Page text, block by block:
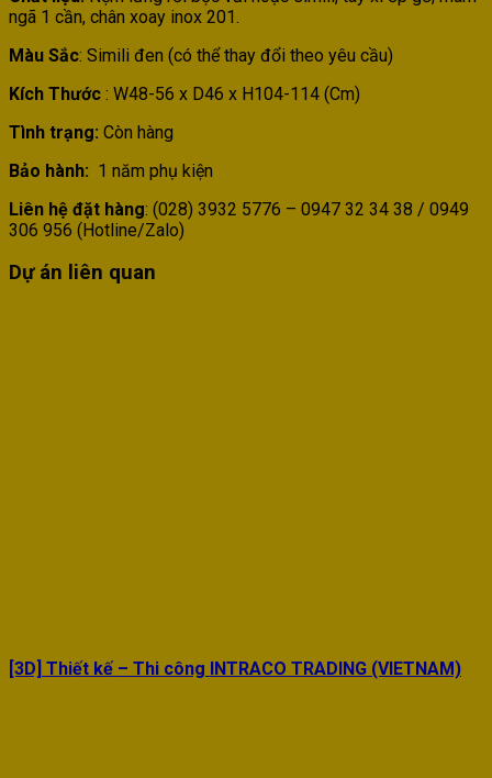
ngã 1 cần, chân xoay inox 201.
Màu Sắc: Simili đen (có thể thay đổi theo yêu cầu)
Kích Thước : W48-56 x D46 x H104-114 (Cm)
Tình trạng: Còn hàng
Bảo hành: 1 năm phụ kiện
Liên hệ đặt hàng: (028) 3932 5776 – 0947 32 34 38 / 0949
306 956 (Hotline/Zalo)
Dự án liên quan
[3D] Thiết kế – Thi công INTRACO TRADING (VIETNAM)